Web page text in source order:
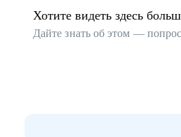
Хотите видеть здесь
Дайте знать об этом —